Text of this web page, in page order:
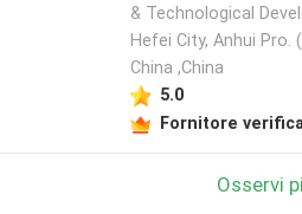
& Technological
Hefei City, Anhui Pro.
China ,China
5.0
Fornitore
Osservi